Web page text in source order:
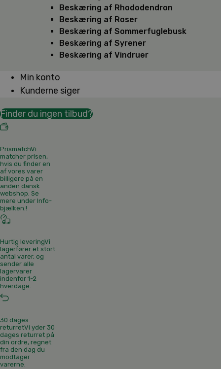
Beskæring af Rhododendron
Beskæring af Roser
Beskæring af Sommerfuglebusk
Beskæring af Syrener
Beskæring af Vindruer
Min konto
Kunderne siger
Finder du ingen tilbud?
PrismatchVi
matcher prisen,
hvis du finder en
af vores varer
billigere på en
anden dansk
webshop. Se
mere under Info-
bjælken.!
Hurtig leveringVi
lagerfører et stort
antal varer, og
sender alle
lagervarer
indenfor 1-2
hverdage.
30 dages
returretVi yder 30
dages returret på
din ordre, regnet
fra den dag du
modtager
varerne.